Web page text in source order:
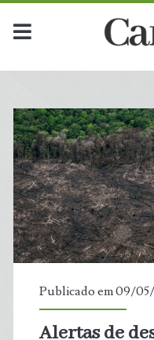
Publicado em 09/
Alertas de